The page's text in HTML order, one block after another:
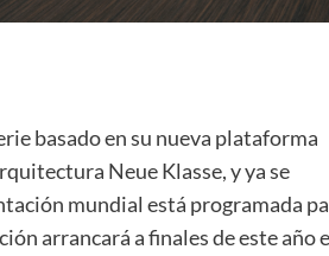
basado en su nueva plataforma
Neue Klasse, y ya se
mundial está programada
arrancará a finales de este año